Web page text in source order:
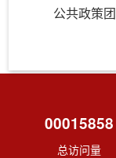
公共政策
00015858
总访问量